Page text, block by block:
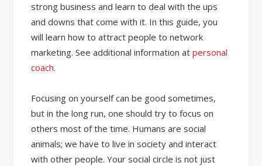
strong business and learn to deal with the ups
and downs that come with it. In this guide, you
will learn how to attract people to network
marketing. See additional information atpersonal
coach.
Focusing on yourself can be good sometimes,
but in the long run, one should try to focus on
others most of the time. Humans are social
animals; we have to live in society and interact
with other people. Your social circle is not just